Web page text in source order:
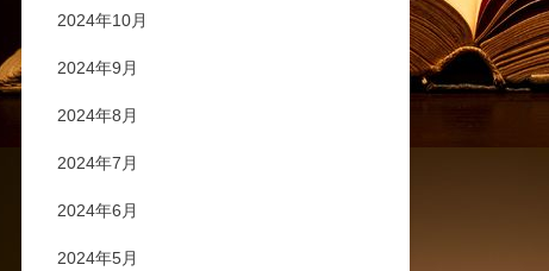
2024年10月
2024年9月
2024年8月
2024年7月
2024年6月
2024年5月